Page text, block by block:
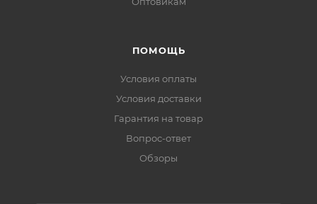
ПОМОЩЬ
Условия оплаты
Условия доставки
Гарантия на товар
Вопрос-ответ
Обзоры